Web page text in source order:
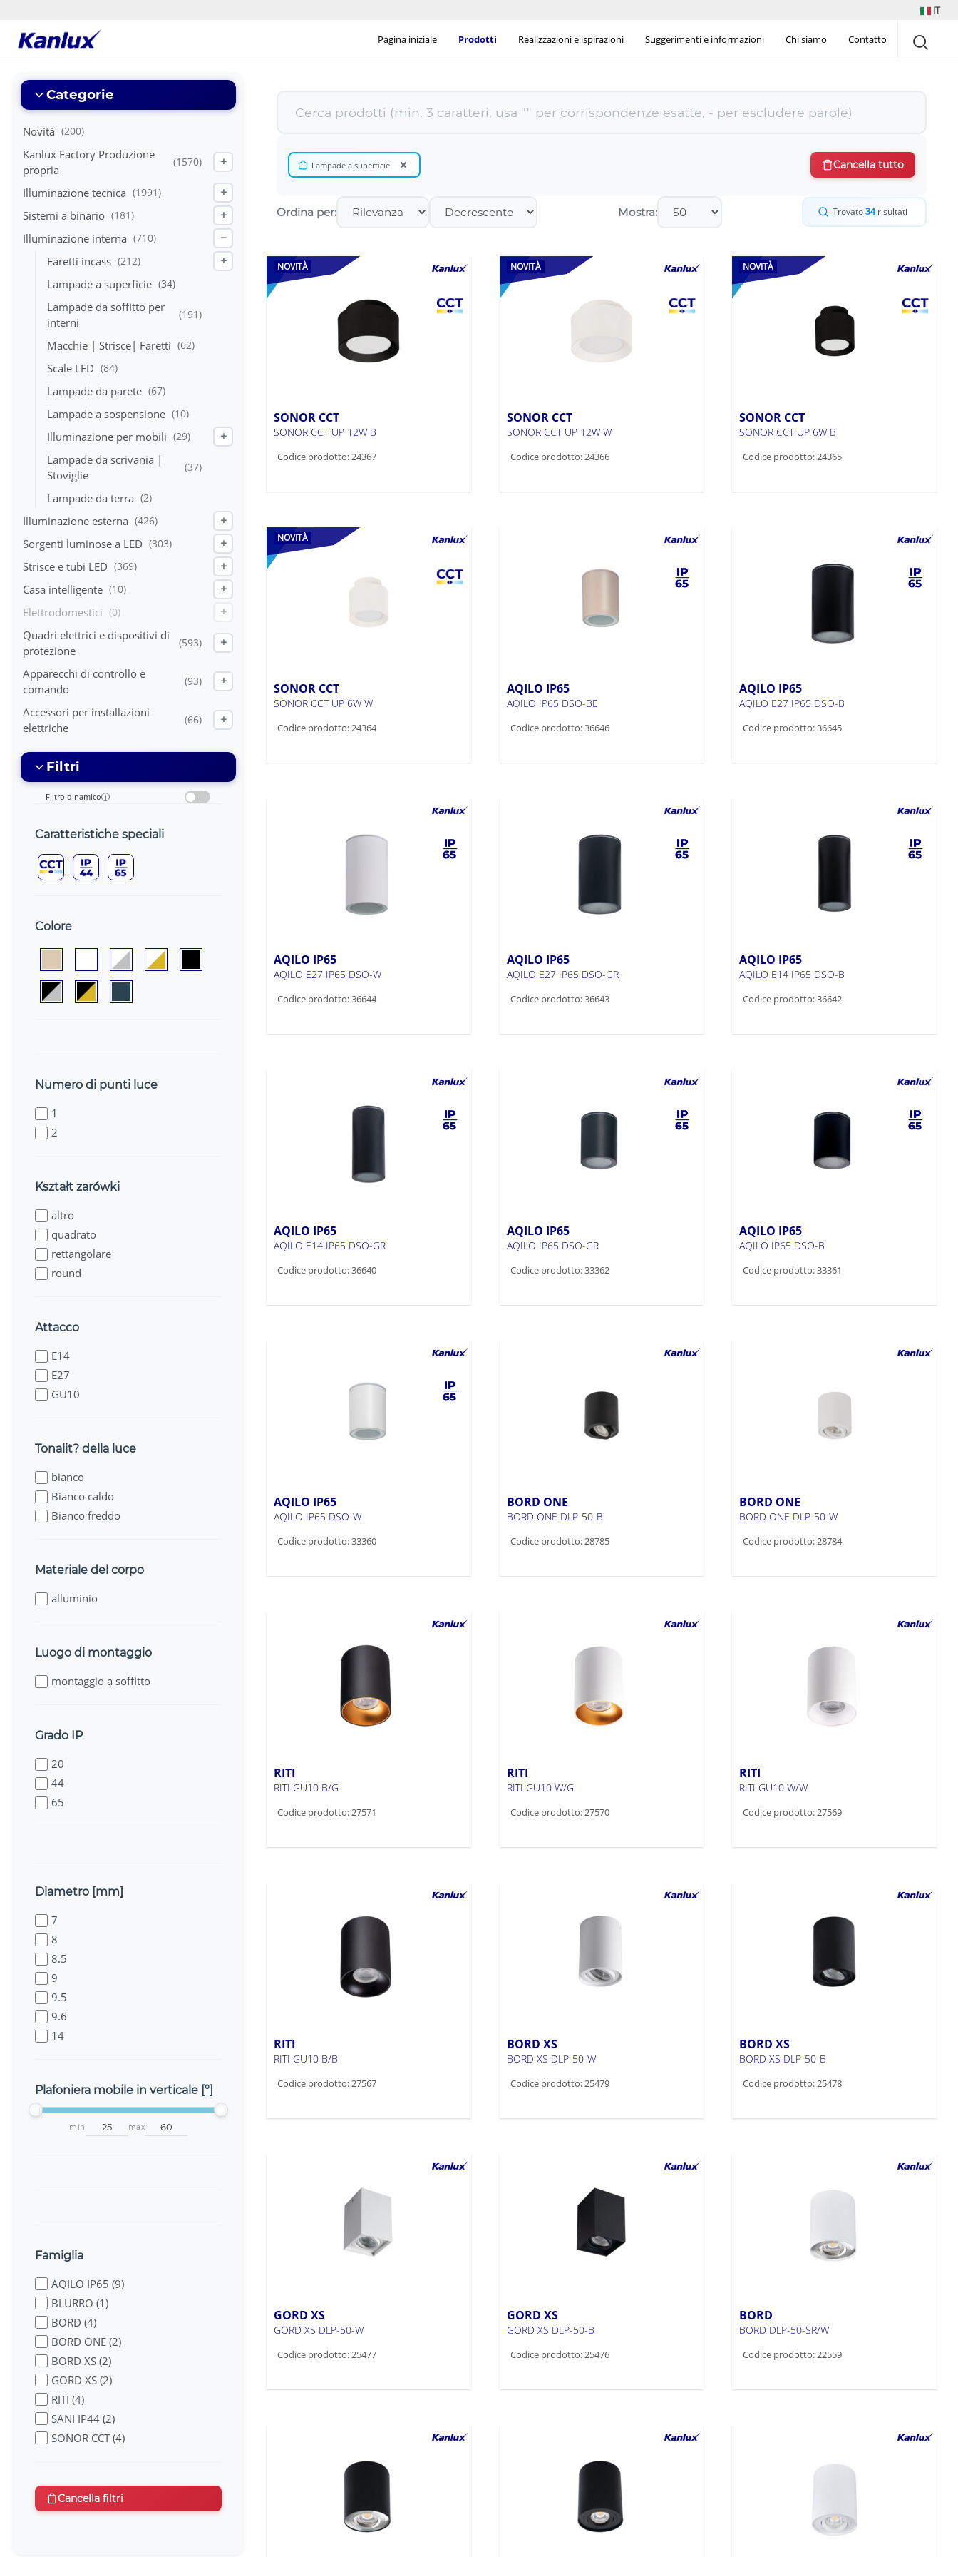
IT
Strona
Kanlux
Pagina iniziale Prodotti Realizzazioni e ispirazioni Suggerimenti e informazioni Chi siamo Contatto
Categorie
Novità (200)
Kanlux Factory Produzione
propria
(1570) +
Illuminazione tecnica (1991) +
Sistemi a binario (181) +
Illuminazione interna (710) −
Faretti incass (212) +
Lampade a superficie (34)
Lampade da soffitto per
interni
(191)
Macchie | Strisce| Faretti (62)
Scale LED (84)
Lampade da parete (67)
Lampade a sospensione (10)
Illuminazione per mobili (29) +
Lampade da scrivania |
Stoviglie
(37)
Lampade da terra (2)
Illuminazione esterna (426) +
Sorgenti luminose a LED (303) +
Strisce e tubi LED (369) +
Casa intelligente (10) +
Elettrodomestici (0) +
Quadri elettrici e dispositivi di
protezione
(593) +
Apparecchi di controllo e
comando
(93) +
Accessori per installazioni
elettriche
(66) +
Filtri
Filtro dinamico i
Caratteristiche speciali
Colore
Numero di punti luce
1
2
Kształt zarówki
altro
quadrato
rettangolare
round
Attacco
E14
E27
GU10
Tonalit? della luce
bianco
Bianco caldo
Bianco freddo
Materiale del corpo
alluminio
Luogo di montaggio
montaggio a soffitto
Grado IP
20
44
65
Diametro [mm]
7
8
8.5
9
9.5
9.6
14
Plafoniera mobile in verticale [°]
min max
Famiglia
AQILO IP65 (9)
BLURRO (1)
BORD (4)
BORD ONE (2)
BORD XS (2)
GORD XS (2)
RITI (4)
SANI IP44 (2)
SONOR CCT (4)
Cancella filtri
Lampade a superficie × Cancella tutto
Ordina per: Mostra: Trovato34risultati
NOVITÀ
SONOR CCT
SONOR CCT UP 12W B
Codice prodotto: 24367
NOVITÀ
SONOR CCT
SONOR CCT UP 12W W
Codice prodotto: 24366
NOVITÀ
SONOR CCT
SONOR CCT UP 6W B
Codice prodotto: 24365
NOVITÀ
SONOR CCT
SONOR CCT UP 6W W
Codice prodotto: 24364
AQILO IP65
AQILO IP65 DSO-BE
Codice prodotto: 36646
AQILO IP65
AQILO E27 IP65 DSO-B
Codice prodotto: 36645
AQILO IP65
AQILO E27 IP65 DSO-W
Codice prodotto: 36644
AQILO IP65
AQILO E27 IP65 DSO-GR
Codice prodotto: 36643
AQILO IP65
AQILO E14 IP65 DSO-B
Codice prodotto: 36642
AQILO IP65
AQILO E14 IP65 DSO-GR
Codice prodotto: 36640
AQILO IP65
AQILO IP65 DSO-GR
Codice prodotto: 33362
AQILO IP65
AQILO IP65 DSO-B
Codice prodotto: 33361
AQILO IP65
AQILO IP65 DSO-W
Codice prodotto: 33360
BORD ONE
BORD ONE DLP-50-B
Codice prodotto: 28785
BORD ONE
BORD ONE DLP-50-W
Codice prodotto: 28784
RITI
RITI GU10 B/G
Codice prodotto: 27571
RITI
RITI GU10 W/G
Codice prodotto: 27570
RITI
RITI GU10 W/W
Codice prodotto: 27569
RITI
RITI GU10 B/B
Codice prodotto: 27567
BORD XS
BORD XS DLP-50-W
Codice prodotto: 25479
BORD XS
BORD XS DLP-50-B
Codice prodotto: 25478
GORD XS
GORD XS DLP-50-W
Codice prodotto: 25477
GORD XS
GORD XS DLP-50-B
Codice prodotto: 25476
BORD
BORD DLP-50-SR/W
Codice prodotto: 22559